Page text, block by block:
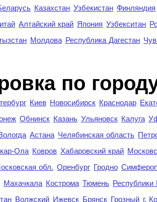
Казахстан Узбекистан Финляндия
Алтайский край Япония Узбекситан
Молдова Республика Дагестан
по
Киев Новосибирск Краснодар
Обнинск Казань Ульяновск Калуга
Астана Челябинская область
Ола Ковров Хабаровский край
обл. Оренбург Гродно
Махачкала Кострома Тюмень Республики
Волжский Ижевск Брянск Грозный г.